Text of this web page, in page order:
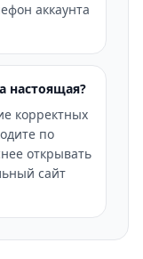
аккаунта
настоящая?
корректных
по
открывать
сайт